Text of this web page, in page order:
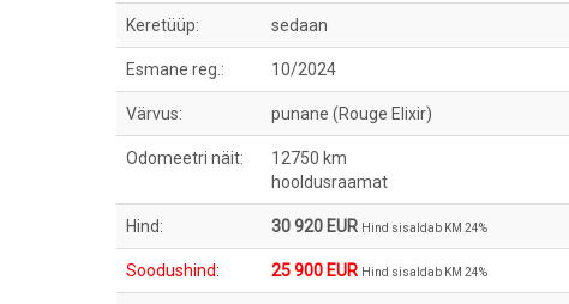
Keretüüp: sedaan
Esmane reg.: 10/2024
Värvus: punane (Rouge Elixir)
Odomeetri näit:
12750 km
hooldusraamat
Hind: 30 920 EUR Hind sisaldab KM 24%
Soodushind: 25 900 EUR Hind sisaldab KM 24%